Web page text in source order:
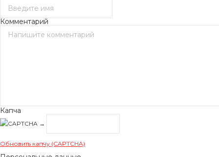
Комментарий
Капча
→
Обновить капчу (CAPTCHA)